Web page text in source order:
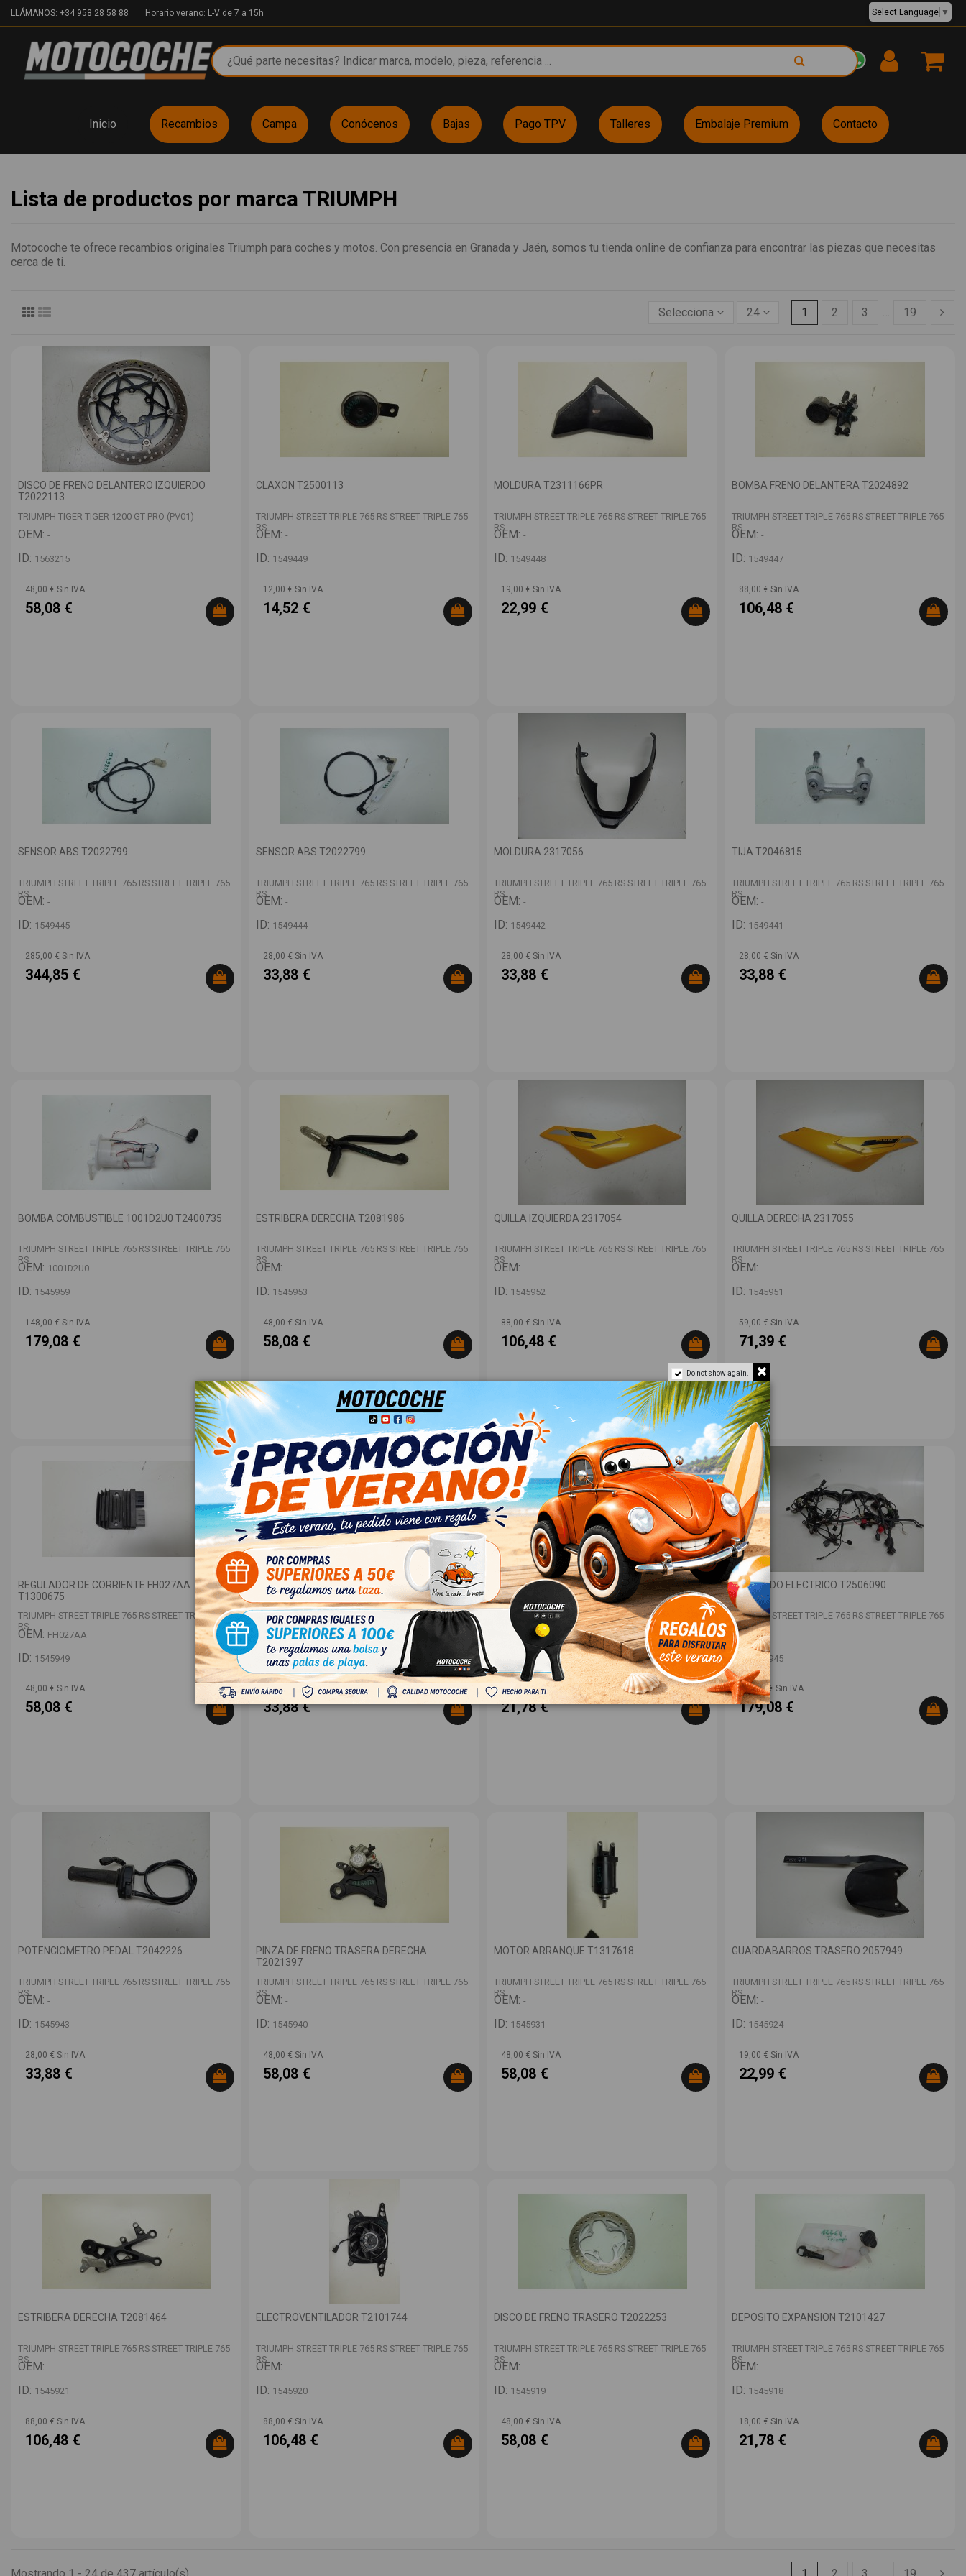
LLÁMANOS: +34 958 28 58 88 Horario verano: L-V de 7 a 15h EUR €
Select Language ▼
Inicio Recambios Campa Conócenos Bajas Pago TPV Talleres Embalaje Premium Contacto
Lista de productos por marca TRIUMPH
Motocoche te ofrece recambios originales Triumph para coches y motos. Con presencia en Granada y Jaén, somos tu tienda online de confianza para encontrar las piezas que necesitas
cerca de ti.
Selecciona 24 1 2 3 … 19
DISCO DE FRENO DELANTERO IZQUIERDO
T2022113
TRIUMPH TIGER TIGER 1200 GT PRO (PV01)
OEM: -
ID: 1563215
48,00 € Sin IVA
58,08 €
CLAXON T2500113
TRIUMPH STREET TRIPLE 765 RS STREET TRIPLE 765
RS
OEM: -
ID: 1549449
12,00 € Sin IVA
14,52 €
MOLDURA T2311166PR
TRIUMPH STREET TRIPLE 765 RS STREET TRIPLE 765
RS
OEM: -
ID: 1549448
19,00 € Sin IVA
22,99 €
BOMBA FRENO DELANTERA T2024892
TRIUMPH STREET TRIPLE 765 RS STREET TRIPLE 765
RS
OEM: -
ID: 1549447
88,00 € Sin IVA
106,48 €
SENSOR ABS T2022799
TRIUMPH STREET TRIPLE 765 RS STREET TRIPLE 765
RS
OEM: -
ID: 1549445
285,00 € Sin IVA
344,85 €
SENSOR ABS T2022799
TRIUMPH STREET TRIPLE 765 RS STREET TRIPLE 765
RS
OEM: -
ID: 1549444
28,00 € Sin IVA
33,88 €
MOLDURA 2317056
TRIUMPH STREET TRIPLE 765 RS STREET TRIPLE 765
RS
OEM: -
ID: 1549442
28,00 € Sin IVA
33,88 €
TIJA T2046815
TRIUMPH STREET TRIPLE 765 RS STREET TRIPLE 765
RS
OEM: -
ID: 1549441
28,00 € Sin IVA
33,88 €
BOMBA COMBUSTIBLE 1001D2U0 T2400735
TRIUMPH STREET TRIPLE 765 RS STREET TRIPLE 765
RS
OEM: 1001D2U0
ID: 1545959
148,00 € Sin IVA
179,08 €
ESTRIBERA DERECHA T2081986
TRIUMPH STREET TRIPLE 765 RS STREET TRIPLE 765
RS
OEM: -
ID: 1545953
48,00 € Sin IVA
58,08 €
QUILLA IZQUIERDA 2317054
TRIUMPH STREET TRIPLE 765 RS STREET TRIPLE 765
RS
OEM: -
ID: 1545952
88,00 € Sin IVA
106,48 €
QUILLA DERECHA 2317055
TRIUMPH STREET TRIPLE 765 RS STREET TRIPLE 765
RS
OEM: -
ID: 1545951
59,00 € Sin IVA
71,39 €
REGULADOR DE CORRIENTE FH027AA
T1300675
TRIUMPH STREET TRIPLE 765 RS STREET TRIPLE 765
RS
OEM: FH027AA
ID: 1545949
48,00 € Sin IVA
58,08 €
FILTRO CARBONO ACTIVO
TRIUMPH STREET TRIPLE 765 RS STREET TRIPLE 765
RS
OEM:-
ID:1545948
28,00 € Sin IVA
33,88 €
MOLDURA T1261269
TRIUMPH STREET TRIPLE 765 RS STREET TRIPLE 765
OEM:
1545946
18,00 € Sin IVA
21,78 €
CABLEADO ELECTRICO T2506090
TRIUMPH STREET TRIPLE 765 RS STREET TRIPLE 765
RS
OEM:-
ID:1545945
148,00 € Sin IVA
179,08 €
POTENCIOMETRO PEDAL T2042226
TRIUMPH STREET TRIPLE 765 RS STREET TRIPLE 765
RS
OEM: -
ID: 1545943
28,00 € Sin IVA
33,88 €
PINZA DE FRENO TRASERA DERECHA
T2021397
TRIUMPH STREET TRIPLE 765 RS STREET TRIPLE 765
RS
OEM: -
ID: 1545940
48,00 € Sin IVA
58,08 €
MOTOR ARRANQUE T1317618
TRIUMPH STREET TRIPLE 765 RS STREET TRIPLE 765
RS
OEM: -
ID: 1545931
48,00 € Sin IVA
58,08 €
GUARDABARROS TRASERO 2057949
TRIUMPH STREET TRIPLE 765 RS STREET TRIPLE 765
RS
OEM: -
ID: 1545924
19,00 € Sin IVA
22,99 €
ESTRIBERA DERECHA T2081464
TRIUMPH STREET TRIPLE 765 RS STREET TRIPLE 765
RS
OEM: -
ID: 1545921
88,00 € Sin IVA
106,48 €
ELECTROVENTILADOR T2101744
TRIUMPH STREET TRIPLE 765 RS STREET TRIPLE 765
RS
OEM: -
ID: 1545920
88,00 € Sin IVA
106,48 €
DISCO DE FRENO TRASERO T2022253
TRIUMPH STREET TRIPLE 765 RS STREET TRIPLE 765
RS
OEM: -
ID: 1545919
48,00 € Sin IVA
58,08 €
DEPOSITO EXPANSION T2101427
TRIUMPH STREET TRIPLE 765 RS STREET TRIPLE 765
RS
OEM: -
ID: 1545918
18,00 € Sin IVA
21,78 €
Do not show again.